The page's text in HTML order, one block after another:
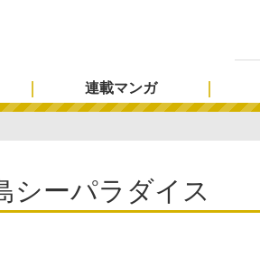
連載マンガ
シーパラダイス